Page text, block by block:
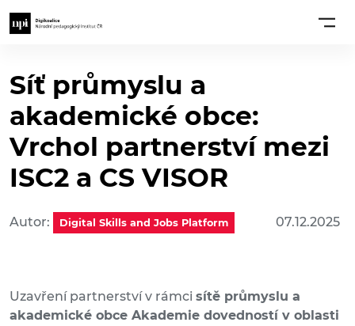
Síť průmyslu a
akademické obce:
Vrchol partnerství mezi
ISC2 a CS VISOR
Autor: Digital Skills and Jobs Platform 07.12.2025
Uzavření partnerství v rámci sítě průmyslu a
akademické obce Akademie dovedností v oblasti